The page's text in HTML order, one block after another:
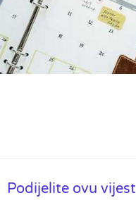
Podijelite ovu vijest